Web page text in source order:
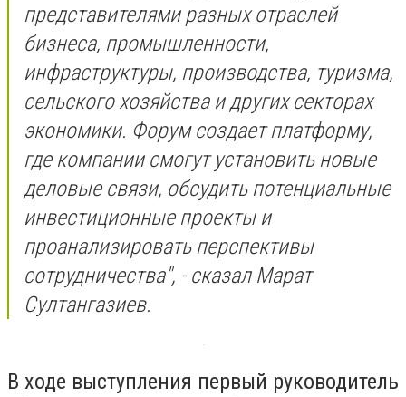
представителями разных отраслей
бизнеса, промышленности,
инфраструктуры, производства, туризма,
сельского хозяйства и других секторах
экономики. Форум создает платформу,
где компании смогут установить новые
деловые связи, обсудить потенциальные
инвестиционные проекты и
проанализировать перспективы
сотрудничества", - сказал Марат
Султангазиев.
​В ходе выступления первый руководитель